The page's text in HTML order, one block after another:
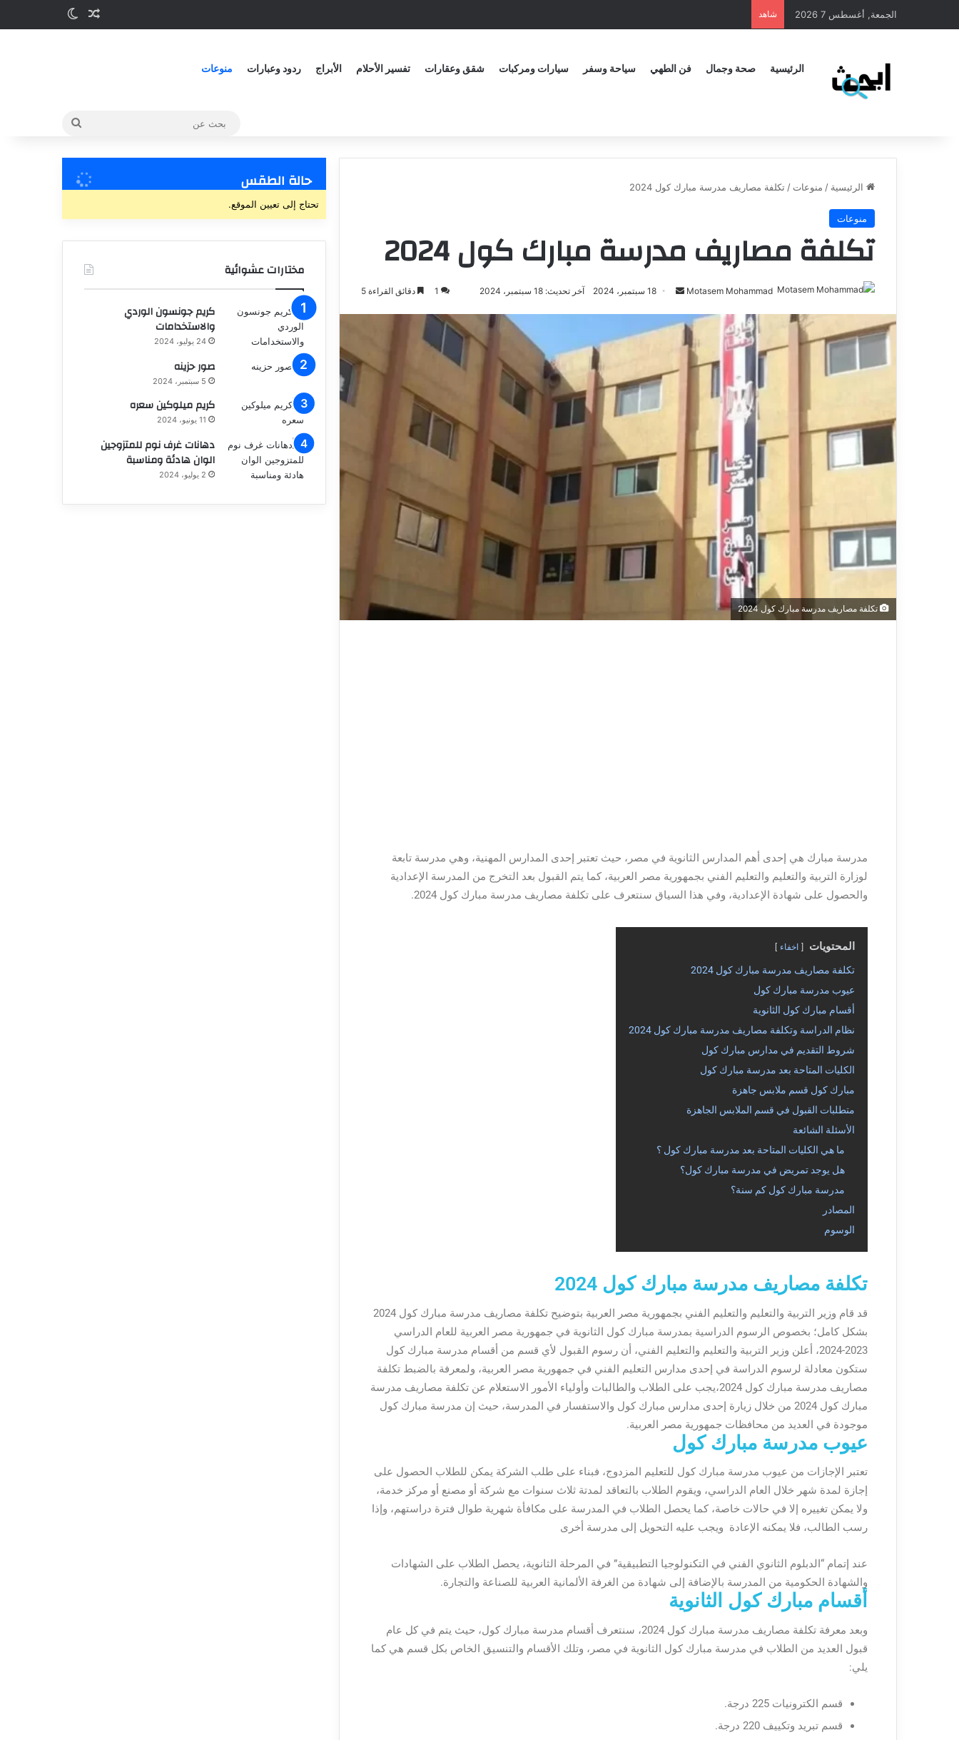
الجمعة, أغسطس 7 2026 شاهد
الرئيسية صحة وجمال فن الطهي سياحة وسفر سيارات ومركبات شقق وعقارات تفسير الأحلام الأبراج ردود وعبارات منوعات
الرئيسية / منوعات / تكلفة مصاريف مدرسة مبارك كول 2024
منوعات
تكلفة مصاريف مدرسة مبارك كول 2024
Motasem Mohammad 18 سبتمبر، 2024 آخر تحديث: 18 سبتمبر، 2024 1 دقائق القراءة 5
تكلفة مصاريف مدرسة مبارك كول 2024
مدرسة مبارك هي إحدى أهم المدارس الثانوية في مصر، حيث تعتبر إحدى المدارس المهنية، وهي مدرسة تابعة
لوزارة التربية والتعليم والتعليم الفني بجمهورية مصر العربية، كما يتم القبول بعد التخرج من المدرسة الإعدادية
والحصول على شهادة الإعدادية، وفي هذا السياق سنتعرف على تكلفة مصاريف مدرسة مبارك كول 2024.
المحتويات اخفاء
تكلفة مصاريف مدرسة مبارك كول 2024
عيوب مدرسة مبارك كول
أقسام مبارك كول الثانوية
نظام الدراسة وتكلفة مصاريف مدرسة مبارك كول 2024
شروط التقديم في مدارس مبارك كول
الكليات المتاحة بعد مدرسة مبارك كول
مبارك كول قسم ملابس جاهزة
متطلبات القبول في قسم الملابس الجاهزة
الأسئلة الشائعة
ما هي الكليات المتاحة بعد مدرسة مبارك كول ؟
هل يوجد تمريض في مدرسة مبارك كول؟
مدرسة مبارك كول كم سنة؟
المصادر
الوسوم
تكلفة مصاريف مدرسة مبارك كول 2024
قد قام وزير التربية والتعليم والتعليم الفني بجمهورية مصر العربية بتوضيح تكلفة مصاريف مدرسة مبارك كول 2024
بشكل كامل؛ بخصوص الرسوم الدراسية بمدرسة مبارك كول الثانوية في جمهورية مصر العربية للعام الدراسي
2023-2024، أعلن وزير التربية والتعليم والتعليم الفني، أن رسوم القبول لأي قسم من أقسام مدرسة مبارك كول
ستكون معادلة لرسوم الدراسة في إحدى مدارس التعليم الفني في جمهورية مصر العربية، ولمعرفة بالضبط تكلفة
مصاريف مدرسة مبارك كول 2024،يجب على الطلاب والطالبات وأولياء الأمور الاستعلام عن تكلفة مصاريف مدرسة
مبارك كول 2024 من خلال زيارة إحدى مدارس مبارك كول والاستفسار في المدرسة، حيث إن مدرسة مبارك كول
موجودة في العديد من محافظات جمهورية مصر العربية.
عيوب مدرسة مبارك كول
تعتبر الإجازات من عيوب مدرسة مبارك كول للتعليم المزدوج، فبناء على طلب الشركة يمكن للطلاب الحصول على
إجازة لمدة شهر خلال العام الدراسي، ويقوم الطلاب بالتعاقد لمدتة ثلاث سنوات مع شركة أو مصنع أو مركز خدمة،
ولا يمكن تغييره إلا في حالات خاصة، كما يحصل الطلاب في المدرسة على مكافأة شهرية طوال فترة دراستهم، وإذا
رسب الطالب، فلا يمكنه الإعادة ويجب عليه التحويل إلى مدرسة أخرى
عند إتمام “الدبلوم الثانوي الفني في التكنولوجيا التطبيقية” في المرحلة الثانوية، يحصل الطلاب على الشهادات
والشهادة الحكومية من المدرسة بالإضافة إلى شهادة من الغرفة الألمانية العربية للصناعة والتجارة.
أقسام مبارك كول الثانوية
وبعد معرفة تكلفة مصاريف مدرسة مبارك كول 2024، سنتعرف أقسام مدرسة مبارك كول، حيث يتم في كل عام
قبول العديد من الطلاب في مدرسة مبارك كول الثانوية في مصر، وتلك الأقسام والتنسيق الخاص بكل قسم هي كما
يلي:
قسم الكترونيات 225 درجة.
قسم تبريد وتكييف 220 درجة.
حالة الطقس
تحتاج إلى تعيين الموقع.
مختارات عشوائية
كريم جونسون الوردي
والاستخدامات
24 يوليو، 2024
صور حزينه
5 سبتمبر، 2024
كريم ميلوكين سعره
11 يونيو، 2024
دهانات غرف نوم للمتزوجين
الوان هادئة ومناسبة
2 يوليو، 2024